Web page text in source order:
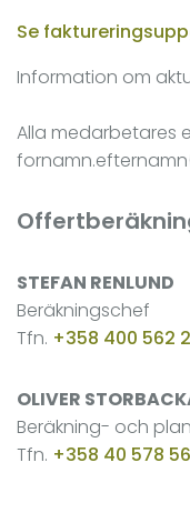
Se
Information om
Alla medarbetares
STEFAN RENLUND
Beräkningschef
Tfn. +358 400 562
OLIVER
Beräkning- och
Tfn. +358 40 578